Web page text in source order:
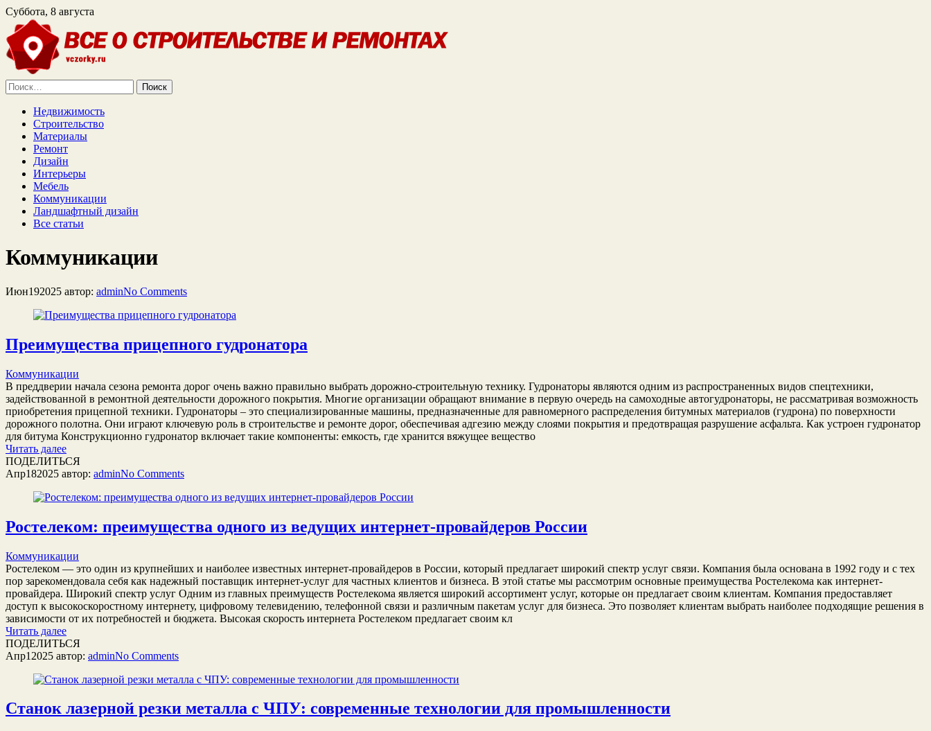
Суббота, 8 августа
Найти:
Недвижимость
Строительство
Материалы
Ремонт
Дизайн
Интерьеры
Мебель
Коммуникации
Ландшафтный дизайн
Все статьи
Коммуникации
Июн192025 автор: adminNo Comments
Преимущества прицепного гудронатора
Коммуникации
В преддверии начала сезона ремонта дорог очень важно правильно выбрать дорожно-строительную технику. Гудронаторы являются одним из распространенных видов спецтехники,
задействованной в ремонтной деятельности дорожного покрытия. Многие организации обращают внимание в первую очередь на самоходные автогудронаторы, не рассматривая возможность
приобретения прицепной техники. Гудронаторы – это специализированные машины, предназначенные для равномерного распределения битумных материалов (гудрона) по поверхности
дорожного полотна. Они играют ключевую роль в строительстве и ремонте дорог, обеспечивая адгезию между слоями покрытия и предотвращая разрушение асфальта. Как устроен гудронатор
для битума Конструкционно гудронатор включает такие компоненты: емкость, где хранится вяжущее вещество
Читать далее
ПОДЕЛИТЬСЯ
Апр182025 автор: adminNo Comments
Ростелеком: преимущества одного из ведущих интернет-провайдеров России
Коммуникации
Ростелеком — это один из крупнейших и наиболее известных интернет-провайдеров в России, который предлагает широкий спектр услуг связи. Компания была основана в 1992 году и с тех
пор зарекомендовала себя как надежный поставщик интернет-услуг для частных клиентов и бизнеса. В этой статье мы рассмотрим основные преимущества Ростелекома как интернет-
провайдера. Широкий спектр услуг Одним из главных преимуществ Ростелекома является широкий ассортимент услуг, которые он предлагает своим клиентам. Компания предоставляет
доступ к высокоскоростному интернету, цифровому телевидению, телефонной связи и различным пакетам услуг для бизнеса. Это позволяет клиентам выбрать наиболее подходящие решения в
зависимости от их потребностей и бюджета. Высокая скорость интернета Ростелеком предлагает своим кл
Читать далее
ПОДЕЛИТЬСЯ
Апр1 2025 автор: adminNo Comments
Станок лазерной резки металла с ЧПУ: современные технологии для промышленности